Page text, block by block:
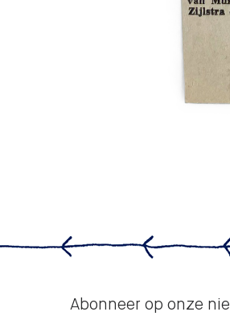
Abonneer op onze